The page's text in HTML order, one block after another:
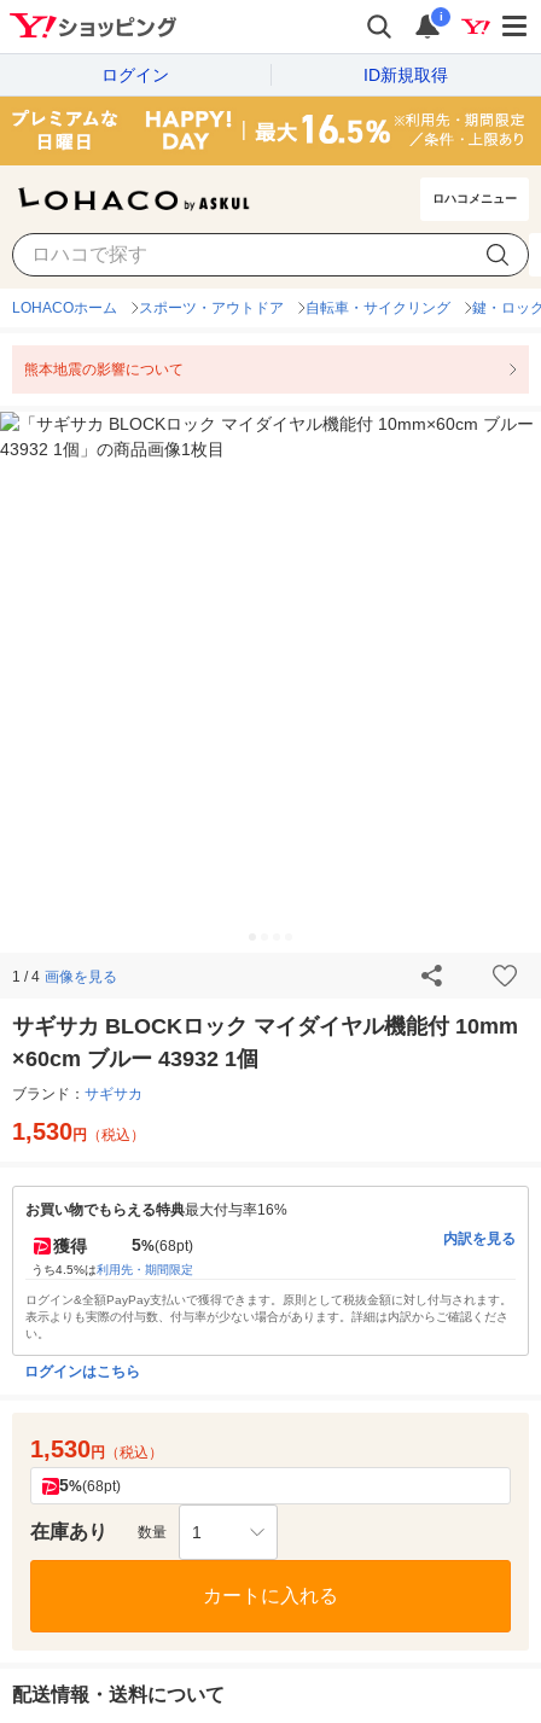
i
ログイン ID新規取得
ロハコメニュー
LOHACOホーム スポーツ・アウトドア 自転車・サイクリング 鍵・ロッ
熊本地震の影響について
1 / 4 画像を見る
サギサカ BLOCKロック マイダイヤル機能付 10mm
×60cm ブルー 43932 1個
ブランド： サギサカ
1,530円 （税込）
お買い物でもらえる特典最大付与率16%
獲得 5%(68pt)
うち4.5%は利用先・期間限定
内訳を見る
ログイン&全額PayPay支払いで獲得できます。原則として税抜金額に対し付与されます。
表示よりも実際の付与数、付与率が少ない場合があります。詳細は内訳からご確認くださ
い。
ログインはこちら
1,530円 （税込）
5%(68pt)
在庫あり 数量 1
カートに入れる
配送情報・送料について